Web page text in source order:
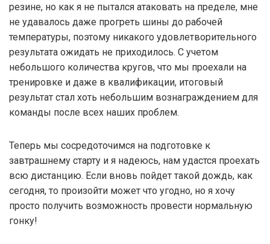
резине, но как я не пытался атаковать на пределе, мне
не удавалось даже прогреть шины до рабочей
температуры, поэтому никакого удовлетворительного
результата ожидать не приходилось. С учетом
небольшого количества кругов, что мы проехали на
тренировке и даже в квалификации, итоговый
результат стал хоть небольшим вознаграждением для
команды после всех наших проблем.
Теперь мы сосредоточимся на подготовке к
завтрашнему старту и я надеюсь, нам удастся проехать
всю дистанцию. Если вновь пойдет такой дождь, как
сегодня, то произойти может что угодно, но я хочу
просто получить возможность провести нормальную
гонку!